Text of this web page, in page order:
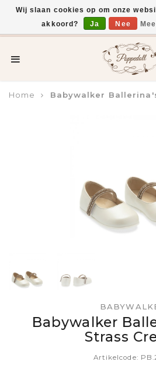
Voor 15:00 uur besteld,
Home Babywalker
Babywalker
Strass
Artikelcode:
Wij slaan cookies op om onze
akkoord?
Ja Nee